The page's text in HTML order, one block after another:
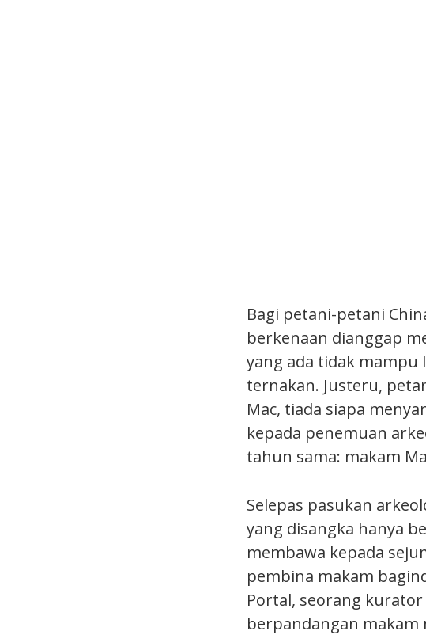
Bagi petani-petani
berkenaan dianggap
yang ada tidak
ternakan. Justeru,
Mac, tiada siapa
kepada penemuan
tahun sama: makam
Selepas pasukan
yang disangka hanya
membawa kepada
pembina makam
Portal, seorang
berpandangan